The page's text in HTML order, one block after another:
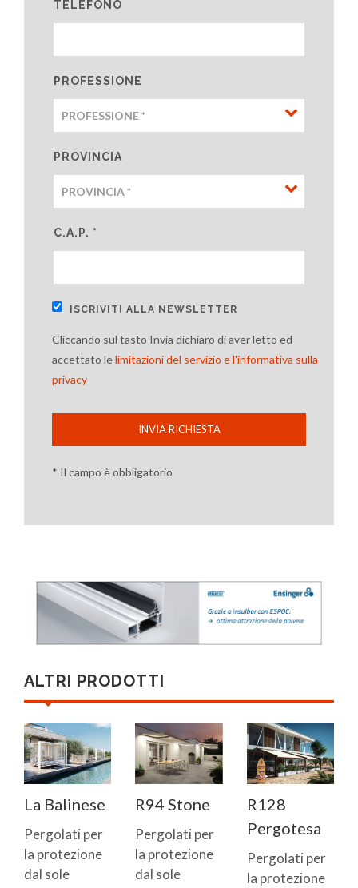
TELEFONO
PROFESSIONE
PROVINCIA
C.A.P. *
ISCRIVITI ALLA NEWSLETTER
Cliccando sul tasto Invia dichiaro di aver letto ed
accettato lelimitazioni del servizio e l'informativa sulla
privacy
INVIA RICHIESTA
* Il campo è obbligatorio
ALTRI PRODOTTI
La Balinese
Pergolati per
la protezione
dal sole
R94 Stone
Pergolati per
la protezione
dal sole
R128
Pergotesa
Pergolati per
la protezione